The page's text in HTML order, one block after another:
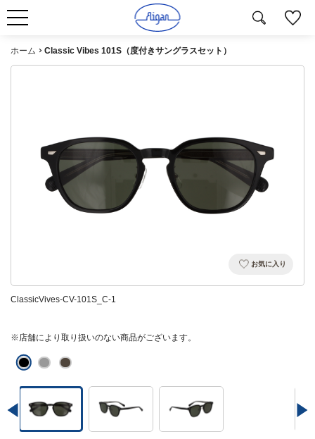
ホーム Classic Vibes 101S（度付きサングラスセット）
お気に入り
ClassicVives-CV-101S_C-1
※店舗により取り扱いのない商品がございます。